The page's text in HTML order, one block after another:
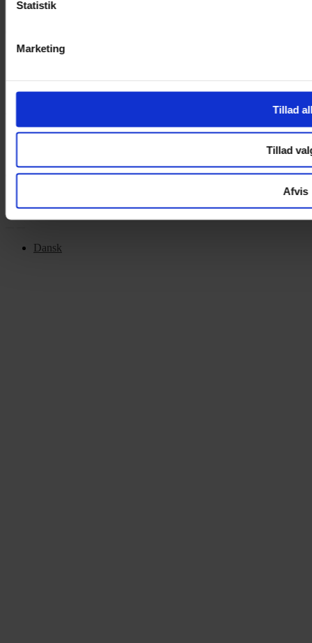
Statistik
Marketing
Tillad
Tillad
Afvis
Cookiepolitik
Copyright © 2022.Design & hosting by Webhuset Ballum ApS
Dansk